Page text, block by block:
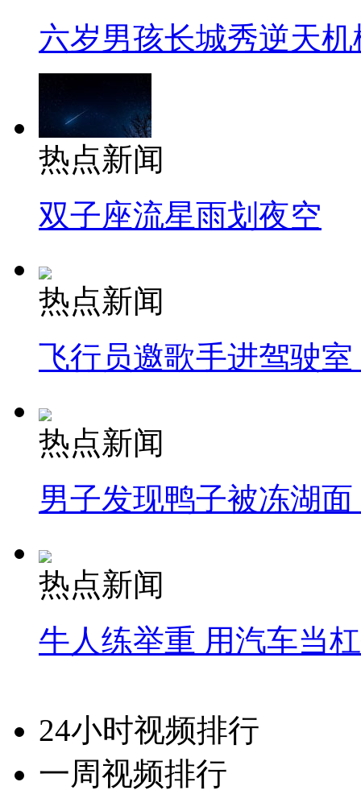
六岁男孩长城秀逆天机
热点新闻
双子座流星雨划夜空
热点新闻
飞行员邀歌手进驾驶
热点新闻
男子发现鸭子被冻湖
热点新闻
牛人练举重 用汽车当
24小时视频排行
一周视频排行